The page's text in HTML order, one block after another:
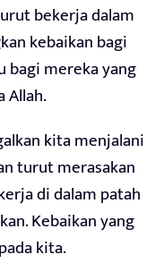
bekerja dalam
kebaikan bagi
bagi mereka yang
Allah.
kita menjalani
turut merasakan
di dalam patah
Kebaikan yang
kita.